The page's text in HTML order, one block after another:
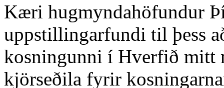
Kæri hugmyndahöfundur
uppstillingarfundi til þess
kosningunni í Hverfið mitt
kjörseðila fyrir